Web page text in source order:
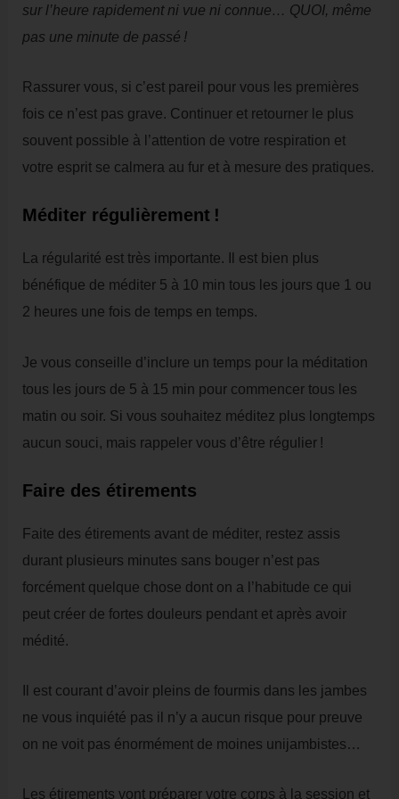
sur l’heure rapidement ni vue ni connue… QUOI, même
pas une minute de passé !
Rassurer vous, si c’est pareil pour vous les premières
fois ce n’est pas grave. Continuer et retourner le plus
souvent possible à l’attention de votre respiration et
votre esprit se calmera au fur et à mesure des pratiques.
Méditer régulièrement !
La régularité est très importante. Il est bien plus
bénéfique de méditer 5 à 10 min tous les jours que 1 ou
2 heures une fois de temps en temps.
Je vous conseille d’inclure un temps pour la méditation
tous les jours de 5 à 15 min pour commencer tous les
matin ou soir. Si vous souhaitez méditez plus longtemps
aucun souci, mais rappeler vous d’être régulier !
Faire des étirements
Faite des étirements avant de méditer, restez assis
durant plusieurs minutes sans bouger n’est pas
forcément quelque chose dont on a l’habitude ce qui
peut créer de fortes douleurs pendant et après avoir
médité.
Il est courant d’avoir pleins de fourmis dans les jambes
ne vous inquiété pas il n’y a aucun risque pour preuve
on ne voit pas énormément de moines unijambistes…
Les étirements vont préparer votre corps à la session et